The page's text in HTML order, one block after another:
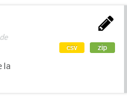
la
csv zip